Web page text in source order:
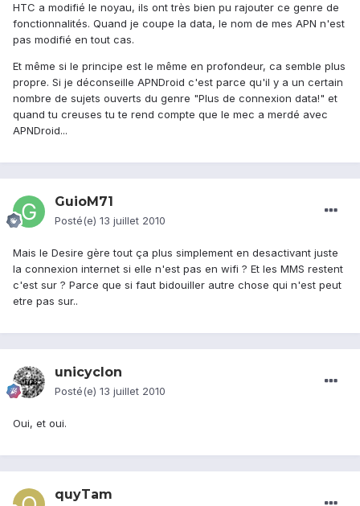
HTC a modifié le noyau, ils ont très bien pu rajouter ce genre de
fonctionnalités. Quand je coupe la data, le nom de mes APN n'est
pas modifié en tout cas.
Et même si le principe est le même en profondeur, ca semble plus
propre. Si je déconseille APNDroid c'est parce qu'il y a un certain
nombre de sujets ouverts du genre "Plus de connexion data!" et
quand tu creuses tu te rend compte que le mec a merdé avec
APNDroid...
GuioM71
Posté(e) 13 juillet 2010
Mais le Desire gère tout ça plus simplement en desactivant juste
la connexion internet si elle n'est pas en wifi ? Et les MMS restent
c'est sur ? Parce que si faut bidouiller autre chose qui n'est peut
etre pas sur..
unicyclon
Posté(e) 13 juillet 2010
Oui, et oui.
quyTam